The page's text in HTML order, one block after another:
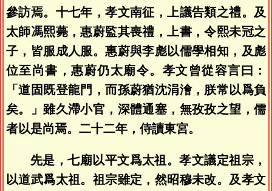
參訪焉。十七年，孝文南征，上議告類之禮。及
太師馮熙薨，惠蔚監其喪禮，上書，令熙未冠之
子，皆服成人服。惠蔚與李彪以儒學相知，及彪
位至尚書，惠蔚仍太廟令。孝文曾從容言曰：
「道固既登龍門，而孫蔚猶沈涓澮，朕常以爲負
矣。」雖久滯小官，深體通塞，無孜孜之望，儒
者以是尚焉。二十二年，侍讀東宮。
先是，七廟以平文爲太祖。孝文議定祖宗，
以道武爲太祖。祖宗雖定，然昭穆未改。及孝文